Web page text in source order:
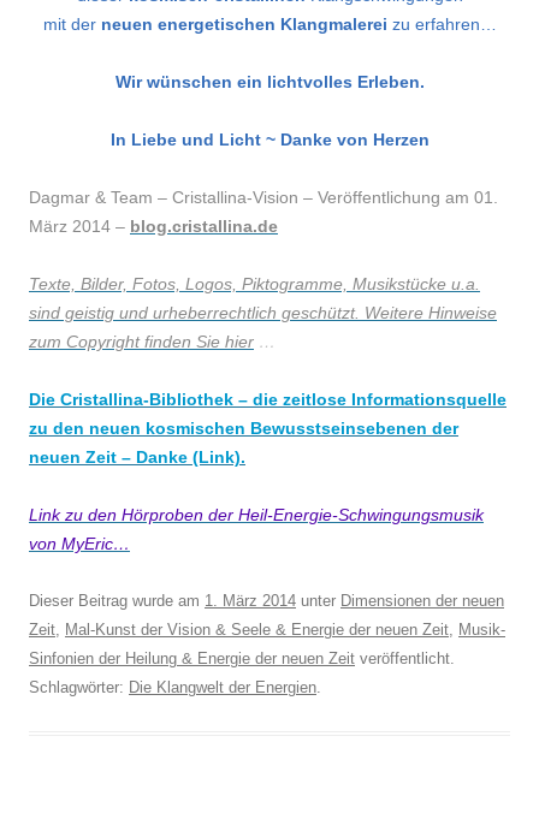
mit derneuen energetischen Klangmalerei zu erfahren…
Wir wünschen ein lichtvolles Erleben.
In Liebe und Licht ~ Danke von Herzen
Dagmar & Team – Cristallina-Vision – Veröffentlichung am 01.
März 2014 – blog.cristallina.de
Texte, Bilder, Fotos, Logos, Piktogramme, Musikstücke u.a.
sind geistig und urheberrechtlich geschützt. Weitere Hinweise
zum Copyright finden Sie hier …
Die Cristallina-Bibliothek – die zeitlose Informationsquelle
zu den neuen kosmischen Bewusstseinsebenen der
neuen Zeit – Danke (Link).
Link zu den Hörproben der Heil-Energie-Schwingungsmusik
von MyEric…
Dieser Beitrag wurde am 1. März 2014 unter Dimensionen der neuen
Zeit, Mal-Kunst der Vision & Seele & Energie der neuen Zeit, Musik-
Sinfonien der Heilung & Energie der neuen Zeit veröffentlicht.
Schlagwörter: Die Klangwelt der Energien.